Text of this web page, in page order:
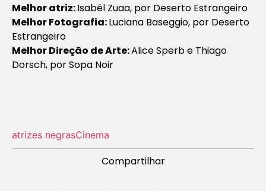
Melhor atriz:Isabél Zuaa, por Deserto Estrangeiro
Melhor Fotografia:Luciana Baseggio, por Deserto
Estrangeiro
Melhor Direção de Arte:Alice Sperb e Thiago
Dorsch, porSopa Noir
atrizes negrasCinema
Compartilhar